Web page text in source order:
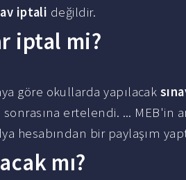
iptali değildir.
iptal mi?
göre okullarda yapılacak
ertelendi. ... MEB'in
hesabından bir paylaşım
mı?